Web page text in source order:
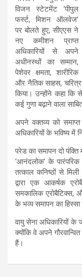
विजन स्टेटमेंट ‘पीपुल
फर्स्ट, मिशन ऑलवेज’
पर बोलते हुए, सीएएस ने
नए कमीशन प्राप्त
अधिकारियों से अपने
अधीनस्थों का सम्मान,
पेशेवर क्षमता, शारीरिक
और नैतिक साहस,
किया। उन्होंने कहा कि
कई गुणा बढ़ाने वाला
अपने वक्तव्य को
अधिकारियों के भविष्य में
परेड का समापन दो पंक्ति
‘आनंदलोक’ के
तत्काल कनिष्ठों से
द्वारा एक आकर्षक
समकालिक एरोबैटिक्स,
के भव्य समापन का
वायु सेना अधिकारियों के
क्योंकि वे अपने
हैं।